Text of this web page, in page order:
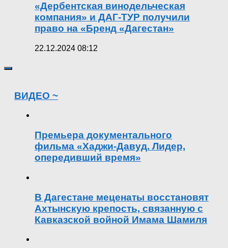
«Дербентская винодельческая
компания» и ДАГ-ТУР получили
право на «Бренд «Дагестан»
22.12.2024 08:12
ВИДЕО ~
Премьера документального
фильма «Хаджи-Давуд. Лидер,
опередивший время»
В Дагестане меценаты восстановят
Ахтынскую крепость, связанную с
Кавказской войной Имама Шамиля